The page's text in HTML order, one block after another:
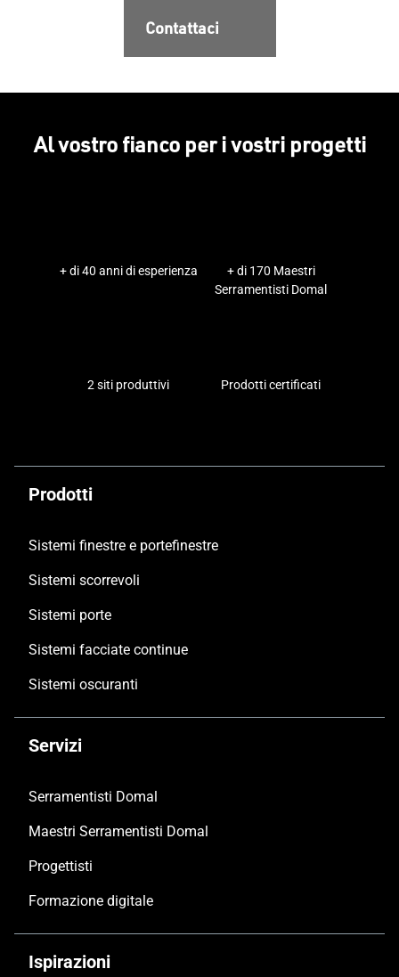
Contattaci
Al vostro fianco per i vostri progetti
+ di 40 anni di esperienza
+ di 170 Maestri
Serramentisti Domal
2 siti produttivi Prodotti certificati
Prodotti
Sistemi finestre e portefinestre
Sistemi scorrevoli
Sistemi porte
Sistemi facciate continue
Sistemi oscuranti
Servizi
Serramentisti Domal
Maestri Serramentisti Domal
Progettisti
Formazione digitale
Ispirazioni